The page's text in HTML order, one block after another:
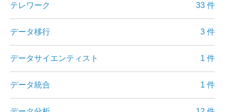
テレワーク 33 件
データ移行 3 件
データサイエンティスト 1 件
データ統合 1 件